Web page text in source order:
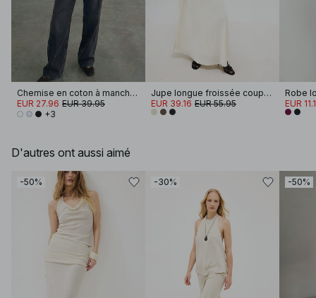
Chemise en coton à manches larges
EUR 27.96 EUR 39.95
+3
Jupe longue froissée coupe biais
EUR 39.16 EUR 55.95
Robe
EUR
D'autres ont aussi aimé
-50% -30% -50%